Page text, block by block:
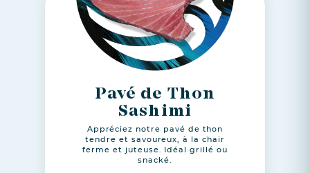
Pavé de Thon
Sashimi
Appréciez notre pavé de thon
tendre et savoureux, à la chair
ferme et juteuse. Idéal grillé ou
snacké.